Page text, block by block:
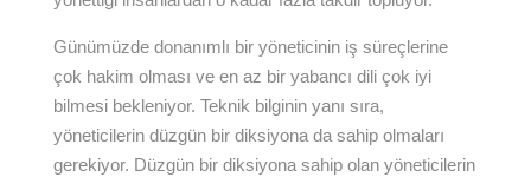
Günümüzde donanımlı bir yöneticinin iş süreçlerine
çok hakim olması ve en az bir yabancı dili çok iyi
bilmesi bekleniyor. Teknik bilginin yanı sıra,
yöneticilerin düzgün bir diksiyona da sahip olmaları
gerekiyor. Düzgün bir diksiyona sahip olan yöneticilerin